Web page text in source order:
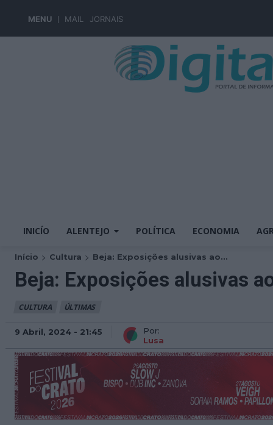
MENU MAIL JORNAIS
INICÍO ALENTEJO POLÍTICA ECONOMIA
Início Cultura Beja: Exposições alusivas ao...
Beja: Exposições alusivas
CULTURA ÚLTIMAS
9 Abril, 2024 - 21:45
Por:
Lusa